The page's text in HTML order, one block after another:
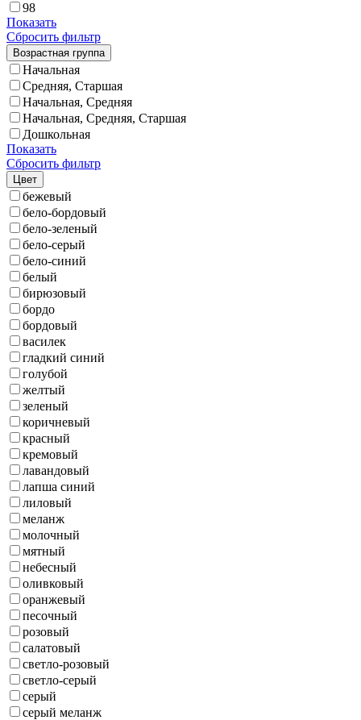
98
Показать
Сбросить фильтр
Возрастная группа
Начальная
Средняя, Старшая
Начальная, Средняя
Начальная, Средняя, Старшая
Дошкольная
Показать
Сбросить фильтр
Цвет
бежевый
бело-бордовый
бело-зеленый
бело-серый
бело-синий
белый
бирюзовый
бордо
бордовый
василек
гладкий синий
голубой
желтый
зеленый
коричневый
красный
кремовый
лавандовый
лапша синий
лиловый
меланж
молочный
мятный
небесный
оливковый
оранжевый
песочный
розовый
салатовый
светло-розовый
светло-серый
серый
серый меланж